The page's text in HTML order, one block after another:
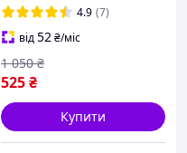
гаманець з натуральної
шкіри tox
4.9 (7)
від52₴/міс
525₴
1 050 ₴
Купити